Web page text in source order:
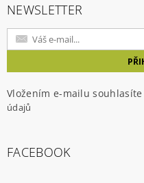
NEWSLETTER
Vložením e-mailu souhlasíte
údajů
FACEBOOK